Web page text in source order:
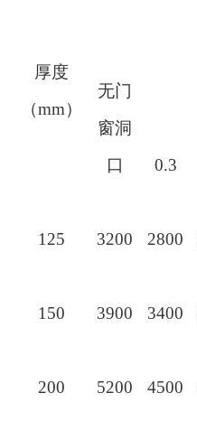
厚度
（mm）
无门
窗洞
口
0.3
125 3200 2800
150 3900 3400
200 5200 4500